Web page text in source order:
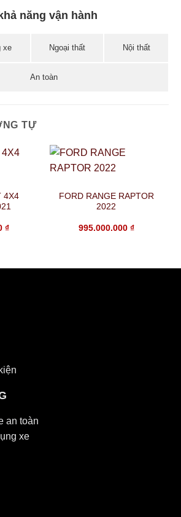
năng vận hành
xe Ngoại thất Nội thất
An toàn
TỰ
4X4
₫
FORD RANGE RAPTOR
2022
995.000.000 ₫
an toàn
xe